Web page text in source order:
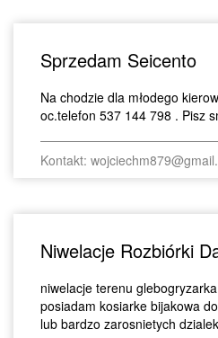
Sprzedam Seicento
Na chodzie dla młodego
oc.telefon 537 144 798 . Pisz
Kontakt:
Niwelacje Rozbiórki
niwelacje terenu
posiadam kosiarke bijakowa
lub bardzo zarosnietych